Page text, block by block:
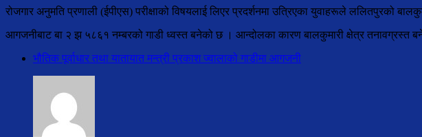
रोजगार अनुमति प्रणाली (ईपीएस) परीक्षाको विषयलाई लिएर प्रदर्शनमा उत्रिएका युवाहरूले ललितपुरको
आगजनीबाट बा २ झ ५८६१ नम्बरको गाडी ध्वस्त बनेको छ । आन्दोलका कारण बालकुमारी क्षेत्र
भौतिक पूर्वाधार तथा यातायात मन्त्री प्रकाश ज्वालाको गाडीमा आगजनी